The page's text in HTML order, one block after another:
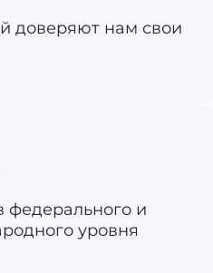
доверяют нам свои
федерального и
уровня